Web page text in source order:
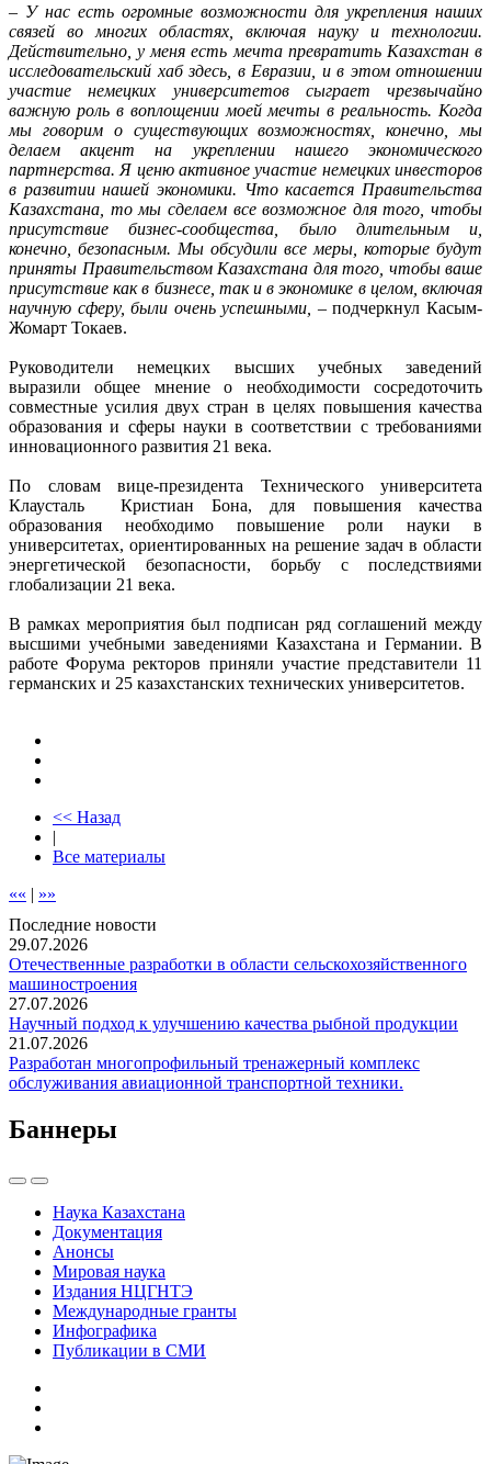
– У нас есть огромные возможности для укрепления наших
связей во многих областях, включая науку и технологии.
Действительно, у меня есть мечта превратить Казахстан в
исследовательский хаб здесь, в Евразии, и в этом отношении
участие немецких университетов сыграет чрезвычайно
важную роль в воплощении моей мечты в реальность. Когда
мы говорим о существующих возможностях, конечно, мы
делаем акцент на укреплении нашего экономического
партнерства. Я ценю активное участие немецких инвесторов
в развитии нашей экономики. Что касается Правительства
Казахстана, то мы сделаем все возможное для того, чтобы
присутствие бизнес-сообщества, было длительным и,
конечно, безопасным. Мы обсудили все меры, которые будут
приняты Правительством Казахстана для того, чтобы ваше
присутствие как в бизнесе, так и в экономике в целом, включая
научную сферу, были очень успешными, – подчеркнул Касым-
Жомарт Токаев.
Руководители немецких высших учебных заведений
выразили общее мнение о необходимости сосредоточить
совместные усилия двух стран в целях повышения качества
образования и сферы науки в соответствии с требованиями
инновационного развития 21 века.
По словам вице-президента Технического университета
Клаусталь Кристиан Бона, для повышения качества
образования необходимо повышение роли науки в
университетах, ориентированных на решение задач в области
энергетической безопасности, борьбу с последствиями
глобализации 21 века.
В рамках мероприятия был подписан ряд соглашений между
высшими учебными заведениями Казахстана и Германии. В
работе Форума ректоров приняли участие представители 11
германских и 25 казахстанских технических университетов.
<< Назад
|
Все материалы
«« | »»
Последние новости
29.07.2026
Отечественные разработки в области сельскохозяйственного
машиностроения
27.07.2026
Научный подход к улучшению качества рыбной продукции
21.07.2026
Разработан многопрофильный тренажерный комплекс
обслуживания авиационной транспортной техники.
Баннеры
Наука Казахстана
Документация
Анонсы
Мировая наука
Издания НЦГНТЭ
Международные гранты
Инфографика
Публикации в СМИ